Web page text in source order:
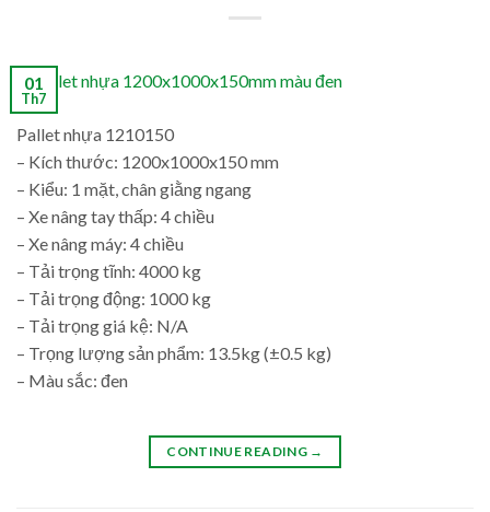
01
Th7
Pallet nhựa 1210150
– Kích thước: 1200x1000x150 mm
– Kiểu: 1 mặt, chân giằng ngang
– Xe nâng tay thấp: 4 chiều
– Xe nâng máy: 4 chiều
– Tải trọng tĩnh: 4000 kg
– Tải trọng động: 1000 kg
– Tải trọng giá kệ: N/A
– Trọng lượng sản phẩm: 13.5kg (±0.5 kg)
– Màu sắc: đen
CONTINUE READING →